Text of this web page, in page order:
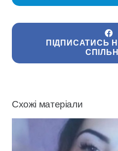
ПІДПИСАТИСЬ
Схожі матеріали